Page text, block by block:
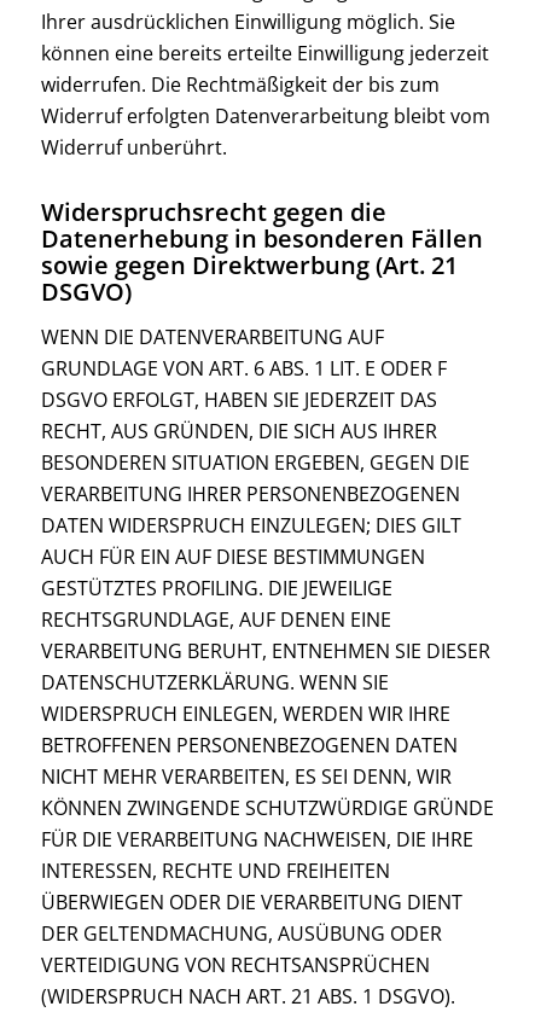
Ihrer ausdrücklichen Einwilligung möglich. Sie
können eine bereits erteilte Einwilligung jederzeit
widerrufen. Die Rechtmäßigkeit der bis zum
Widerruf erfolgten Datenverarbeitung bleibt vom
Widerruf unberührt.
Widerspruchsrecht gegen die
Datenerhebung in besonderen Fällen
sowie gegen Direktwerbung (Art. 21
DSGVO)
WENN DIE DATENVERARBEITUNG AUF
GRUNDLAGE VON ART. 6 ABS. 1 LIT. E ODER F
DSGVO ERFOLGT, HABEN SIE JEDERZEIT DAS
RECHT, AUS GRÜNDEN, DIE SICH AUS IHRER
BESONDEREN SITUATION ERGEBEN, GEGEN DIE
VERARBEITUNG IHRER PERSONENBEZOGENEN
DATEN WIDERSPRUCH EINZULEGEN; DIES GILT
AUCH FÜR EIN AUF DIESE BESTIMMUNGEN
GESTÜTZTES PROFILING. DIE JEWEILIGE
RECHTSGRUNDLAGE, AUF DENEN EINE
VERARBEITUNG BERUHT, ENTNEHMEN SIE DIESER
DATENSCHUTZERKLÄRUNG. WENN SIE
WIDERSPRUCH EINLEGEN, WERDEN WIR IHRE
BETROFFENEN PERSONENBEZOGENEN DATEN
NICHT MEHR VERARBEITEN, ES SEI DENN, WIR
KÖNNEN ZWINGENDE SCHUTZWÜRDIGE GRÜNDE
FÜR DIE VERARBEITUNG NACHWEISEN, DIE IHRE
INTERESSEN, RECHTE UND FREIHEITEN
ÜBERWIEGEN ODER DIE VERARBEITUNG DIENT
DER GELTENDMACHUNG, AUSÜBUNG ODER
VERTEIDIGUNG VON RECHTSANSPRÜCHEN
(WIDERSPRUCH NACH ART. 21 ABS. 1 DSGVO).